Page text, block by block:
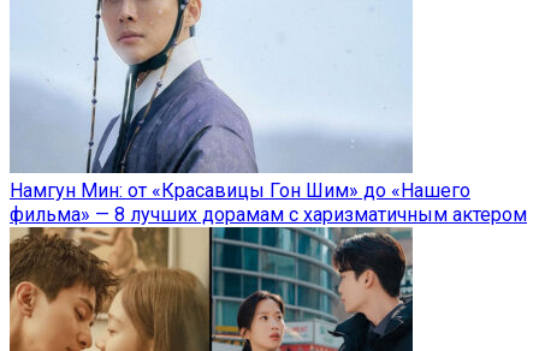
Намгун Мин: от «Красавицы Гон Шим» до «Нашего
фильма» — 8 лучших дорамам с харизматичным актером